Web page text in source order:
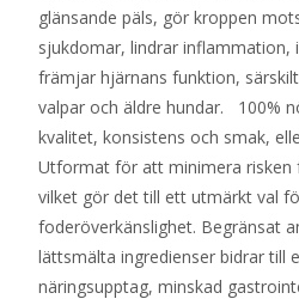
glänsande päls, gör kroppen
sjukdomar, lindrar inflammation,
främjar hjärnans funktion,
valpar och äldre hundar. 100%
kvalitet, konsistens och smak,
Utformat för att minimera risken
vilket gör det till ett utmärkt val
foderöverkänslighet. Begränsat
lättsmälta ingredienser bidrar till
näringsupptag, minskad